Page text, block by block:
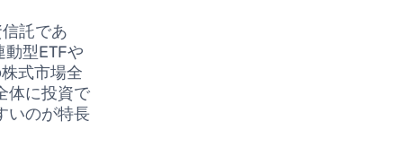
託であ
型ETFや
式市場全
体に投資で
いのが特長